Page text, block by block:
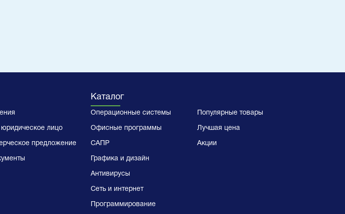
юридическое лицо
предложение
Каталог
Операционные системы
Офисные программы
САПР
Графика и дизайн
Антивирусы
Сеть и интернет
Программирование
Популярные товары
Лучшая цена
Акции